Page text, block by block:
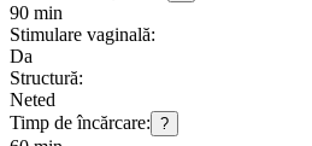
90 min
Stimulare vaginală:
Da
Structură:
Neted
Timp de încărcare: ?